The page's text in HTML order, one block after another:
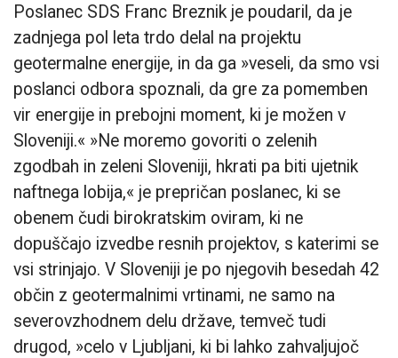
Poslanec SDS Franc Breznik je poudaril, da je
zadnjega pol leta trdo delal na projektu
geotermalne energije, in da ga »veseli, da smo vsi
poslanci odbora spoznali, da gre za pomemben
vir energije in prebojni moment, ki je možen v
Sloveniji.« »Ne moremo govoriti o zelenih
zgodbah in zeleni Sloveniji, hkrati pa biti ujetnik
naftnega lobija,« je prepričan poslanec, ki se
obenem čudi birokratskim oviram, ki ne
dopuščajo izvedbe resnih projektov, s katerimi se
vsi strinjajo. V Sloveniji je po njegovih besedah 42
občin z geotermalnimi vrtinami, ne samo na
severovzhodnem delu države, temveč tudi
drugod, »celo v Ljubljani, ki bi lahko zahvaljujoč